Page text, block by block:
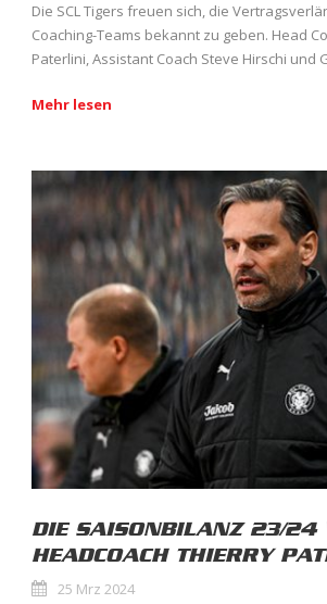
Die SCL Tigers freuen sich, die
Coaching-Teams bekannt zu geben. Head
Paterlini, Assistant Coach Steve Hirschi und
Mehr lesen
DIE SAISONBILANZ 23/24
HEADCOACH THIERRY
25 Mrz 2024